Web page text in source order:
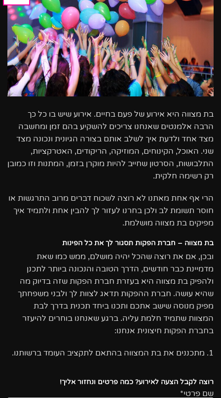
בת מצווה היא אירוע של פעם בחיים. אירוע שיש בו כל כך
הרבה אלמנטים שאנחנו צריכים להשקיע בהם זמן ומחשבה
מצד אחד ולדעת איך לשלב אותם בצורה הגיונית ונכונה מצד
שני. האוכל, הקינוחים, המוזיקה, הריקודים, האטרקציות,
התלבושות, הסרטון שחייב להיות מוקרן בזמן, המתנות וזו כמובן
רק רשימה חלקית.
הרי אף אחת מאתנו לא רוצה לשכוח דברים מרוב התרגשות או
חוסר תשומת לב ולכן בחרנו לעזור לך להבין אחת ולתמיד איך
מפיקים בת מצווה מושלמת.
בת מצווה – חברת הפקות תסגור לך את כל הפינות
ובכן, אם את רוצה שהכל יהיה מושלם, ממש כמו שאת
מדמיינת כבר חודשים, הדרך הטובה והנכונה ביותר לתכנן
ולהפיק בת מצווה היא בעזרת חברת הפקות שזה בדיוק מה
שהיא עושה. חברת ההפקות תדאג לצוות לך ולבני משפחתך
מפיק מנוסה שישב אתכם ותכנו ביחד תכנית בדרך לבת
המצוות שתמיד חלמת עליה. ברגע שאנחנו בוחרים להיעזר
בחברת הפקות חיצונית אנחנו:
1. מתכננים את בת המצווה בהתאם לתקציב העומד ברשותנו.
רוצה לקבל הצעה לאירוע? כמה פרטים ונחזור אליך!
שם פרטי*